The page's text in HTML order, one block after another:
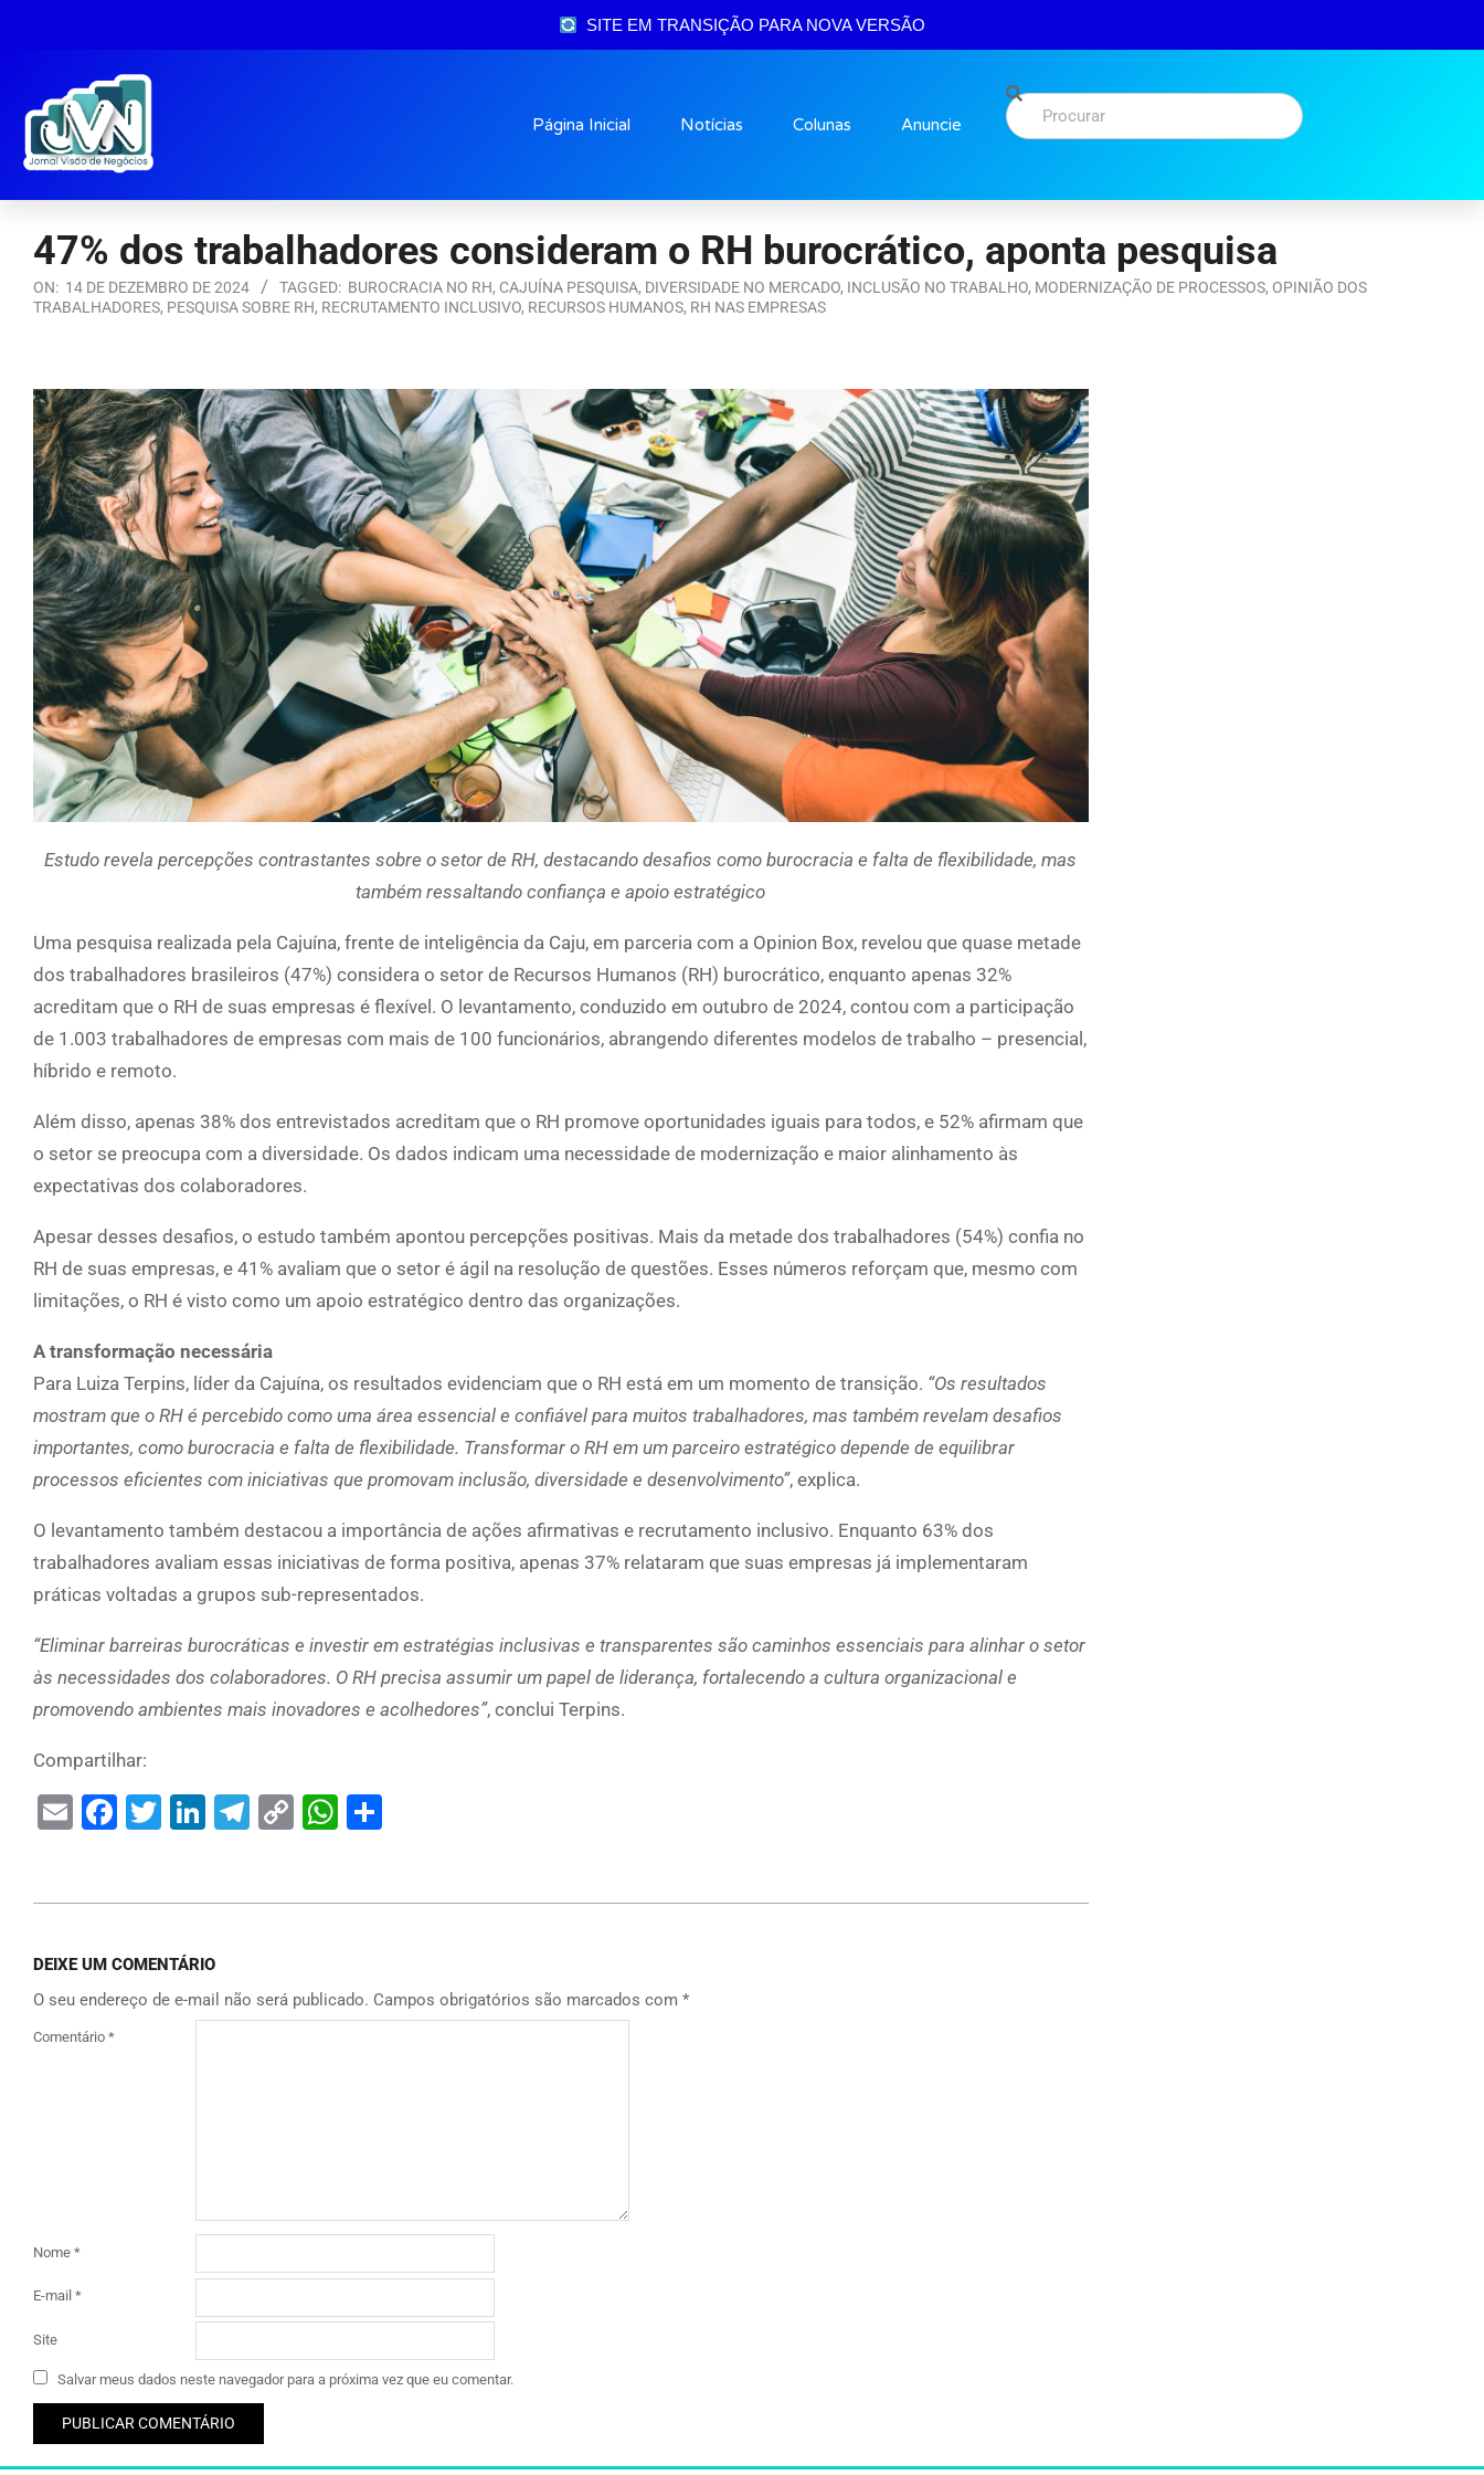
SITE EM TRANSIÇÃO PARA NOVA VERSÃO
Página Inicial Notícias Colunas Anuncie
47% dos trabalhadores consideram o RH burocrático, aponta pesquisa
ON: 14 DE DEZEMBRO DE 2024 TAGGED: BUROCRACIA NO RH, CAJUÍNA PESQUISA, DIVERSIDADE NO MERCADO, INCLUSÃO NO TRABALHO, MODERNIZAÇÃO DE PROCESSOS, OPINIÃO DOS
TRABALHADORES, PESQUISA SOBRE RH, RECRUTAMENTO INCLUSIVO, RECURSOS HUMANOS, RH NAS EMPRESAS
Estudo revela percepções contrastantes sobre o setor de RH, destacando desafios como burocracia e falta de flexibilidade, mas
também ressaltando confiança e apoio estratégico
Uma pesquisa realizada pela Cajuína, frente de inteligência da Caju, em parceria com a Opinion Box, revelou que quase metade
dos trabalhadores brasileiros (47%) considera o setor de Recursos Humanos (RH) burocrático, enquanto apenas 32%
acreditam que o RH de suas empresas é flexível. O levantamento, conduzido em outubro de 2024, contou com a participação
de 1.003 trabalhadores de empresas com mais de 100 funcionários, abrangendo diferentes modelos de trabalho – presencial,
híbrido e remoto.
Além disso, apenas 38% dos entrevistados acreditam que o RH promove oportunidades iguais para todos, e 52% afirmam que
o setor se preocupa com a diversidade. Os dados indicam uma necessidade de modernização e maior alinhamento às
expectativas dos colaboradores.
Apesar desses desafios, o estudo também apontou percepções positivas. Mais da metade dos trabalhadores (54%) confia no
RH de suas empresas, e 41% avaliam que o setor é ágil na resolução de questões. Esses números reforçam que, mesmo com
limitações, o RH é visto como um apoio estratégico dentro das organizações.
A transformação necessária
Para Luiza Terpins, líder da Cajuína, os resultados evidenciam que o RH está em um momento de transição. “Os resultados
mostram que o RH é percebido como uma área essencial e confiável para muitos trabalhadores, mas também revelam desafios
importantes, como burocracia e falta de flexibilidade. Transformar o RH em um parceiro estratégico depende de equilibrar
processos eficientes com iniciativas que promovam inclusão, diversidade e desenvolvimento”, explica.
O levantamento também destacou a importância de ações afirmativas e recrutamento inclusivo. Enquanto 63% dos
trabalhadores avaliam essas iniciativas de forma positiva, apenas 37% relataram que suas empresas já implementaram
práticas voltadas a grupos sub-representados.
“Eliminar barreiras burocráticas e investir em estratégias inclusivas e transparentes são caminhos essenciais para alinhar o setor
às necessidades dos colaboradores. O RH precisa assumir um papel de liderança, fortalecendo a cultura organizacional e
promovendo ambientes mais inovadores e acolhedores”, conclui Terpins.
Compartilhar:
EmailFacebook
Twitter
LinkedIn
Telegram
CopyWhatsApp
DEIXE UM COMENTÁRIO
O seu endereço de e-mail não será publicado. Campos obrigatórios são marcados com *
Comentário *
Nome *
E-mail *
Site
Salvar meus dados neste navegador para a próxima vez que eu comentar.